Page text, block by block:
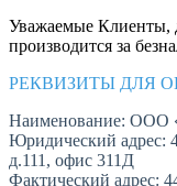
Уважаемые Клиенты,
производится за
РЕКВИЗИТЫ ДЛЯ
Наименование:
Юридический адрес:
д.111, офис 311Д
Фактический адрес: